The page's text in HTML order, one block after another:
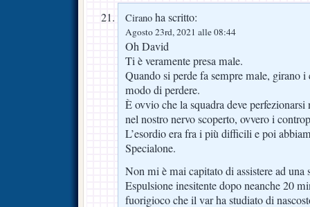
Cirano ha scritto:
Agosto 23rd, 2021 alle 08:44
Oh David
Ti è veramente presa male.
Quando si perde fa sempre male, girano
modo di perdere.
È ovvio che la squadra deve
nel nostro nervo scoperto, ovvero i
L’esordio era fra i più difficili e poi
Specialone.
Non mi è mai capitato di assistere ad una
Espulsione inesitente dopo neanche 20
fuorigioco che il var ha studiato di